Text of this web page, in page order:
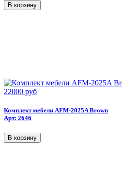
22000 руб
Комплект мебели AFM-2025A Brown
Арт: 2646